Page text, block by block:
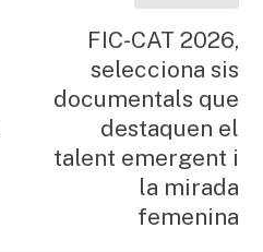
FIC-CAT 2026,
selecciona sis
documentals que
destaquen el
talent emergent i
la mirada
femenina